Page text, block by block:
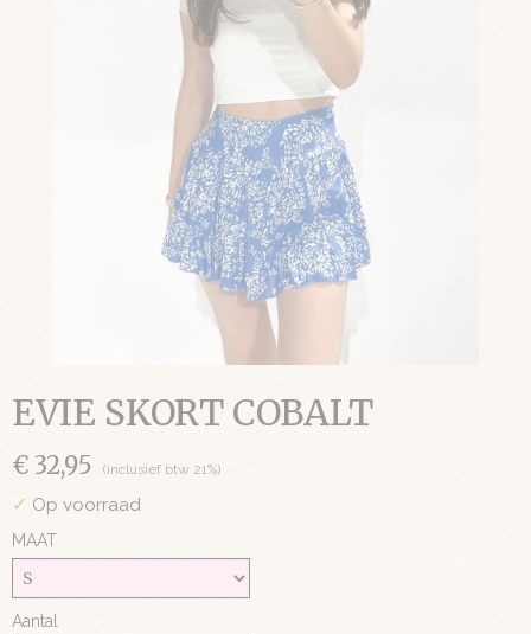
EVIE SKORT COBALT
€ 32,95 (inclusief btw 21%)
✓ Op voorraad
MAAT
Aantal